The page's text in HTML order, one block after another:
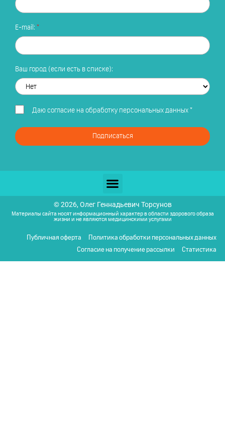
E-mail:
Ваш город (если есть в списке):
Даю согласие на обработку персональных данных*
Подписаться
© 2026, Олег Геннадьевич Торсунов
Материалы сайта носят информационный характер в области здорового образа
жизни и не являются медицинскими услугами
Публичная оферта
Политика обработки персональных данных
Согласие на получение рассылки
Статистика